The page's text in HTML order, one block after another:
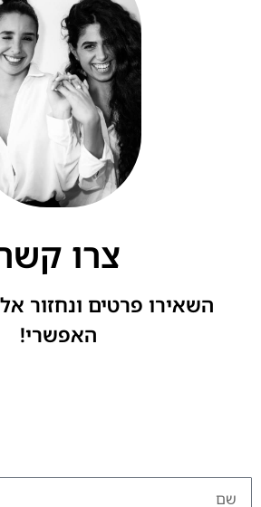
צרו
השאירו פרטים ונחזור
האפשרי!